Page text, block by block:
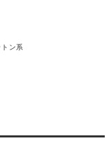
トン系